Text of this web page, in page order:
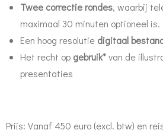
Twee correctie rondes, waarbij
maximaal 30 minuten optioneel is.
Een hoog resolutie digitaal
Het recht op gebruik*van de
presentaties
Prijs: Vanaf 450 euro (excl. btw) en